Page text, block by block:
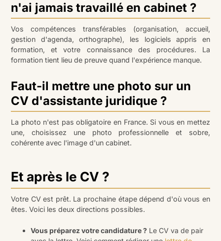
n'ai jamais travaillé en cabinet ?
Vos compétences transférables (organisation, accueil,
gestion d'agenda, orthographe), les logiciels appris en
formation, et votre connaissance des procédures. La
formation tient lieu de preuve quand l'expérience manque.
Faut-il mettre une photo sur un
CV d'assistante juridique ?
La photo n'est pas obligatoire en France. Si vous en mettez
une, choisissez une photo professionnelle et sobre,
cohérente avec l'image d'un cabinet.
Et après le CV ?
Votre CV est prêt. La prochaine étape dépend d'où vous en
êtes. Voici les deux directions possibles.
Vous préparez votre candidature ? Le CV va de pair